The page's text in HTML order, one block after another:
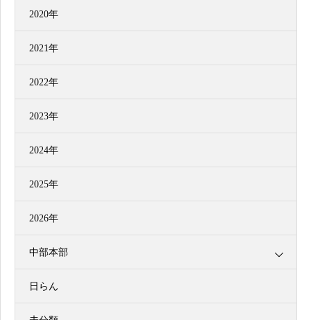
2020年
2021年
2022年
2023年
2024年
2025年
2026年
中部本部
日らん